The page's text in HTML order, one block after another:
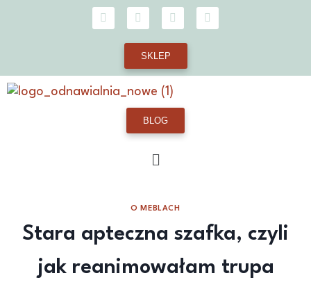
SKLEP
BLOG
O MEBLACH
Stara apteczna szafka, czyli
jak reanimowałam trupa